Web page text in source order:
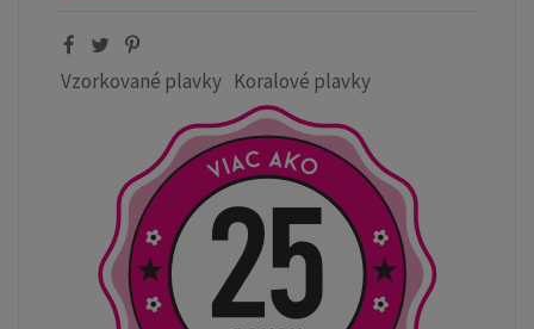
Vzorkované plavky Koralové plavky